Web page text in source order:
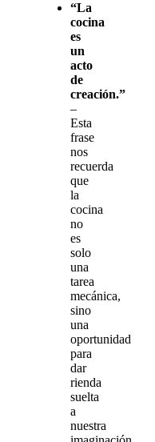
“La
cocina
es
un
acto
de
creación.”
–
Esta
frase
nos
recuerda
que
la
cocina
no
es
solo
una
tarea
mecánica,
sino
una
oportunidad
para
dar
rienda
suelta
a
nuestra